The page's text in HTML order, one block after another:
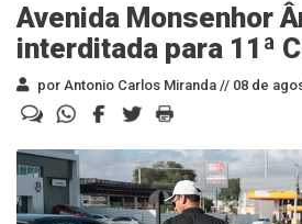
Avenida Monsenhor
interditada para 11ª
por Antonio Carlos Miranda // 08 de